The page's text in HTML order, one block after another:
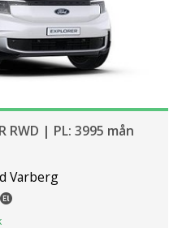
RWD | PL: 3995 mån
Varberg